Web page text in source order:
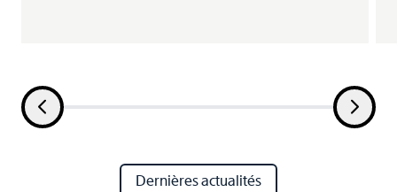
Dernières actualités